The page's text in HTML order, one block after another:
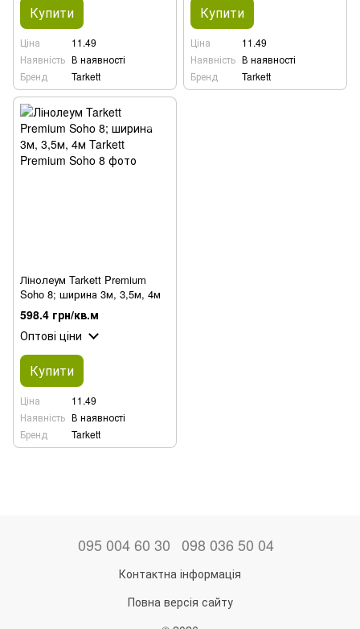
Купити
Ціна
11.49
Наявність В наявності
Бренд
Tarkett
Купити
Ціна
11.49
Наявність В наявності
Бренд
Tarkett
Лінолеум Tarkett Premium
Soho 8; ширина 3м, 3,5м, 4м
598.4 грн/кв.м
Оптові ціни
Купити
Ціна
11.49
Наявність В наявності
Бренд
Tarkett
095 004 60 30 098 036 50 04
Контактна інформація
Повна версія сайту